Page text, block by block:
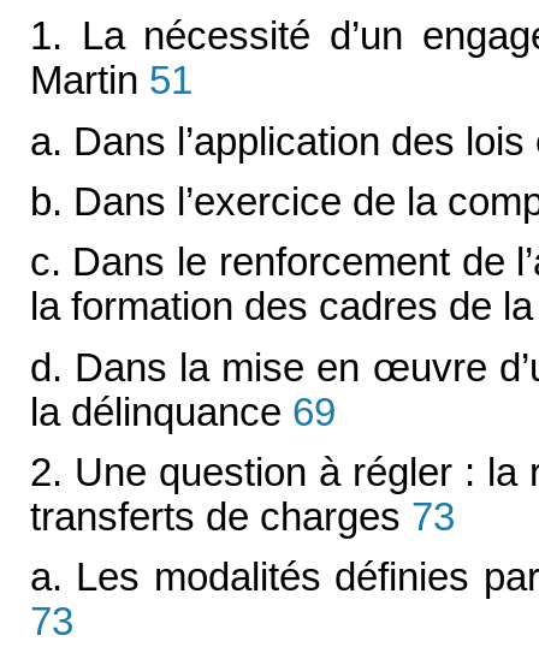
1. La nécessité d’un
Martin 51
a. Dans l’application des
b. Dans l’exercice de la
c. Dans le renforcement de
la formation des cadres de
d. Dans la mise en œuvre
la délinquance 69
2. Une question à régler : la
transferts de charges 73
a. Les modalités définies
73